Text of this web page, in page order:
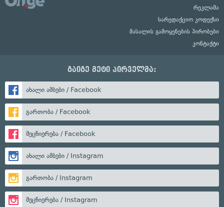
რეკლამა
სარედაქციო კოდექსი
მასალის გამოყენების პირობები
კონტაქტი
გაიგე მეტი პირველმა:
ახალი ამბები / Facebook
გართობა / Facebook
მეცნიერება / Facebook
ახალი ამბები / Instagram
გართობა / Instagram
მეცნიერება / Instagram